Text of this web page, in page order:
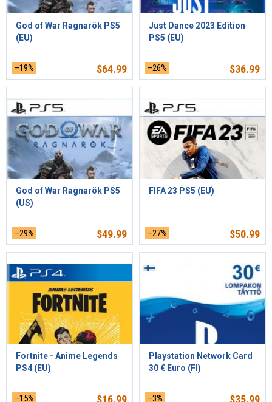
God of War Ragnarök PS5
(EU)
–19% $64.99
Just Dance 2023 Edition
PS5 (EU)
–26% $36.99
God of War Ragnarök PS5
(US)
–29% $49.99
FIFA 23 PS5 (EU)
–27% $50.99
Fortnite - Anime Legends
PS4 (EU)
–15% $16.99
Playstation Network Card
30 € Euro (FI)
–3% $35.99